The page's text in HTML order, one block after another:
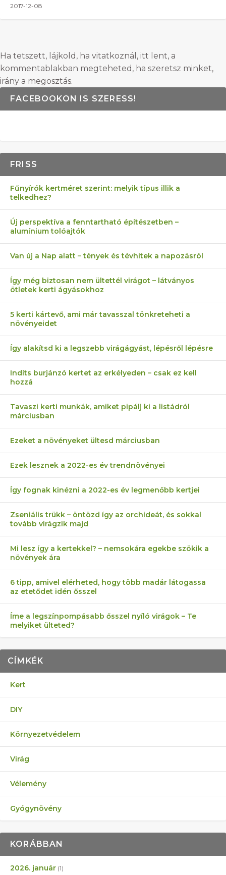
2017-12-08
Ha tetszett, lájkold, ha vitatkoznál, itt lent, a
kommentablakban megteheted, ha szeretsz minket,
irány a megosztás.
FACEBOOKON IS SZERESS!
FRISS
Fűnyírók kertméret szerint: melyik típus illik a
telkedhez?
Új perspektíva a fenntartható építészetben –
alumínium tolóajtók
Van új a Nap alatt – tények és tévhitek a napozásról
Így még biztosan nem ültettél virágot – látványos
ötletek kerti ágyásokhoz
5 kerti kártevő, ami már tavasszal tönkreteheti a
növényeidet
Így alakítsd ki a legszebb virágágyást, lépésről lépésre
Indíts burjánzó kertet az erkélyeden – csak ez kell
hozzá
Tavaszi kerti munkák, amiket pipálj ki a listádról
márciusban
Ezeket a növényeket ültesd márciusban
Ezek lesznek a 2022-es év trendnövényei
Így fognak kinézni a 2022-es év legmenőbb kertjei
Zseniális trükk – öntözd így az orchideát, és sokkal
tovább virágzik majd
Mi lesz így a kertekkel? – nemsokára egekbe szökik a
növények ára
6 tipp, amivel elérheted, hogy több madár látogassa
az etetődet idén ősszel
Íme a legszínpompásabb ősszel nyíló virágok – Te
melyiket ülteted?
CÍMKÉK
Kert
DIY
Környezetvédelem
Virág
Vélemény
Gyógynövény
KORÁBBAN
2026. január (1)